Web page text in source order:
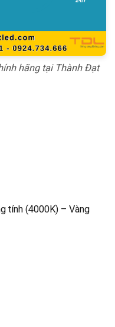
hãng tại Thành Đạt
tính (4000K) – Vàng